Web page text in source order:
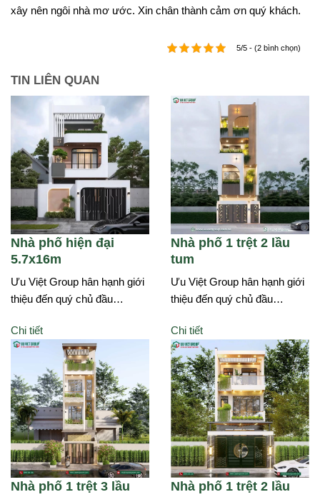
xây nên ngôi nhà mơ ước. Xin chân thành cảm ơn quý khách.
5/5 - (2 bình chọn)
TIN LIÊN QUAN
Nhà phố hiện đại
5.7x16m
Ưu Việt Group hân hạnh giới
thiệu đến quý chủ đầu…
Chi tiết
Nhà phố 1 trệt 2 lầu
tum
Ưu Việt Group hân hạnh giới
thiệu đến quý chủ đầu…
Chi tiết
Nhà phố 1 trệt 3 lầu Nhà phố 1 trệt 2 lầu